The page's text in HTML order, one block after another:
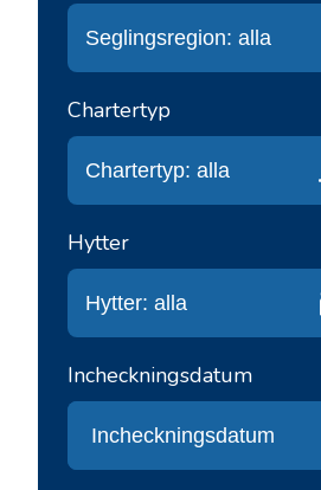
Chartertyp
Hytter
Incheckningsdatum